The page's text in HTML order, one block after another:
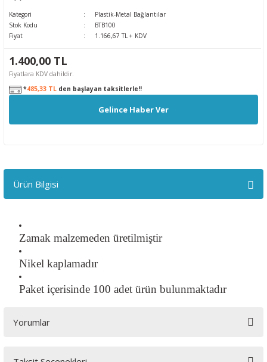
Kategori
Plastik-Metal Bağlantılar
Stok Kodu
BTB100
Fiyat
1.166,67 TL + KDV
1.400,00 TL
Fiyatlara KDV dahildir.
*485,33 TL den başlayan taksitlerle!!
Gelince Haber Ver
Ürün Bilgisi
Zamak malzemeden üretilmiştir
Nikel kaplamadır
Paket içerisinde 100 adet ürün bulunmaktadır
Yorumlar